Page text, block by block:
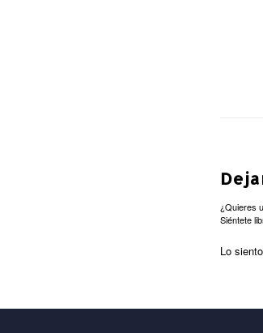
¿Quieres
Siéntete
Lo